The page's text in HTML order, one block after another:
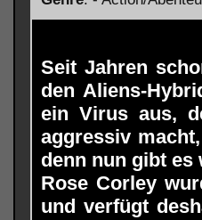
Seit Jahren
den Aliens-
ein Virus aus,
aggressiv
denn nun gibt es
Rose Corley
und verfügt